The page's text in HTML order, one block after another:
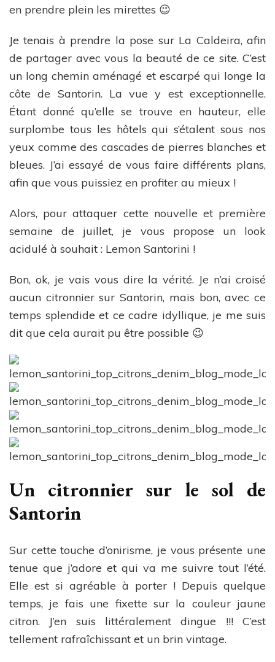
en prendre plein les mirettes 😉
Je tenais à prendre la pose sur La Caldeira, afin
de partager avec vous la beauté de ce site. C’est
un long chemin aménagé et escarpé qui longe la
côte de Santorin. La vue y est exceptionnelle.
Étant donné qu’elle se trouve en hauteur, elle
surplombe tous les hôtels qui s’étalent sous nos
yeux comme des cascades de pierres blanches et
bleues. J’ai essayé de vous faire différents plans,
afin que vous puissiez en profiter au mieux !
Alors, pour attaquer cette nouvelle et première
semaine de juillet, je vous propose un look
acidulé à souhait : Lemon Santorini !
Bon, ok, je vais vous dire la vérité. Je n’ai croisé
aucun citronnier sur Santorin, mais bon, avec ce
temps splendide et ce cadre idyllique, je me suis
dit que cela aurait pu être possible 😉
Un citronnier sur le sol de
Santorin
Sur cette touche d’onirisme, je vous présente une
tenue que j’adore et qui va me suivre tout l’été.
Elle est si agréable à porter ! Depuis quelque
temps, je fais une fixette sur la couleur jaune
citron. J’en suis littéralement dingue !!! C’est
tellement rafraîchissant et un brin vintage.